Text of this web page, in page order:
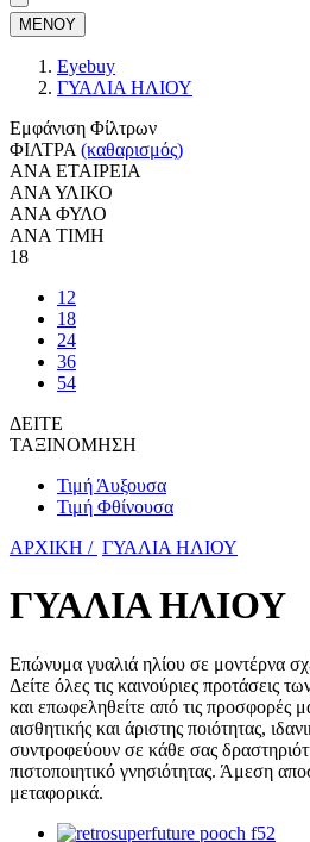
ΜΕΝΟΥ
Eyebuy
ΓΥΑΛΙΑ ΗΛΙΟΥ
Εμφάνιση Φίλτρων
ΦΙΛΤΡΑ (καθαρισμός)
ΑΝΑ ΕΤΑΙΡΕΙΑ
ΑΝΑ ΥΛΙΚΟ
ΑΝΑ ΦΥΛΟ
ΑΝΑ ΤΙΜΗ
18
12
18
24
36
54
ΔΕΙΤΕ
ΤΑΞΙΝΟΜΗΣΗ
Τιμή Άυξουσα
Τιμή Φθίνουσα
ΑΡΧΙΚΗ / ΓΥΑΛΙΑ ΗΛΙΟΥ
ΓΥΑΛΙΑ ΗΛΙΟΥ
Επώνυμα γυαλιά ηλίου σε μοντέρνα
Δείτε όλες τις καινούριες προτάσεις
και επωφεληθείτε από τις προσφορές
αισθητικής και άριστης ποιότητας,
συντροφεύουν σε κάθε σας
πιστοποιητικό γνησιότητας. Άμεση
μεταφορικά.